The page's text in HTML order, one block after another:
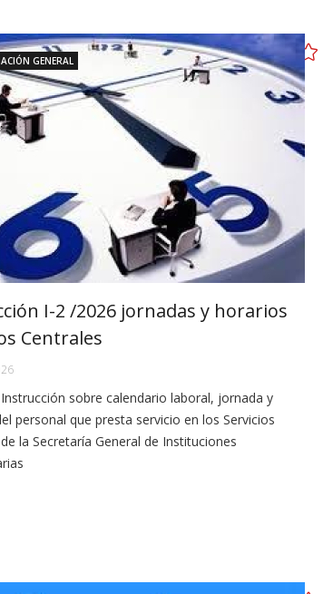
GENERAL
I-2 /2026 jornadas y horarios
Centrales
sobre calendario laboral, jornada y
personal que presta servicio en los Servicios
la Secretaría General de Instituciones